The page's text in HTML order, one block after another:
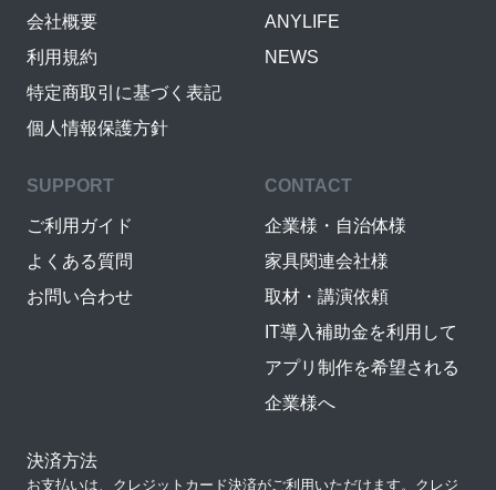
会社概要
利用規約
特定商取引に基づく表記
個人情報保護方針
ANYLIFE
NEWS
SUPPORT
ご利用ガイド
よくある質問
お問い合わせ
CONTACT
企業様・自治体様
家具関連会社様
取材・講演依頼
IT導入補助金を利用して
アプリ制作を希望される
企業様へ
決済方法
お支払いは、クレジットカード決済がご利用いただけます。クレジ